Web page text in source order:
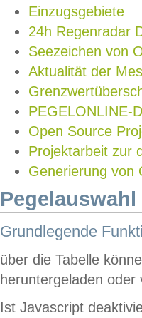
Einzugsgebiete
24h Regenradar
Seezeichen von
Aktualität der
PEGELONLINE-
Open Source
Projektarbeit zur
Generierung von
Grundlegende
über die Tabelle
heruntergeladen oder
Ist Javascript